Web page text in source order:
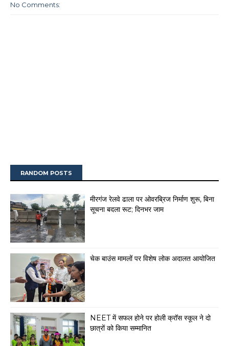
No Comments:
RANDOM POSTS
मीरगंज रेलवे ढाला पर ओवरब्रिज निर्माण शुरू, बिना
सूचना बदला रूट; दिनभर जाम
चेक बाउंस मामलों पर विशेष लोक अदालत आयोजित
NEET में सफल होने पर होली क्रॉस स्कूल ने दो
छात्रों को किया सम्मानित